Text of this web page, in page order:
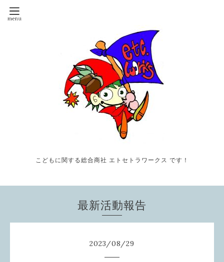
こどもに関する総合商社 エトセトラワークス です！
最新活動報告
2023/08/29